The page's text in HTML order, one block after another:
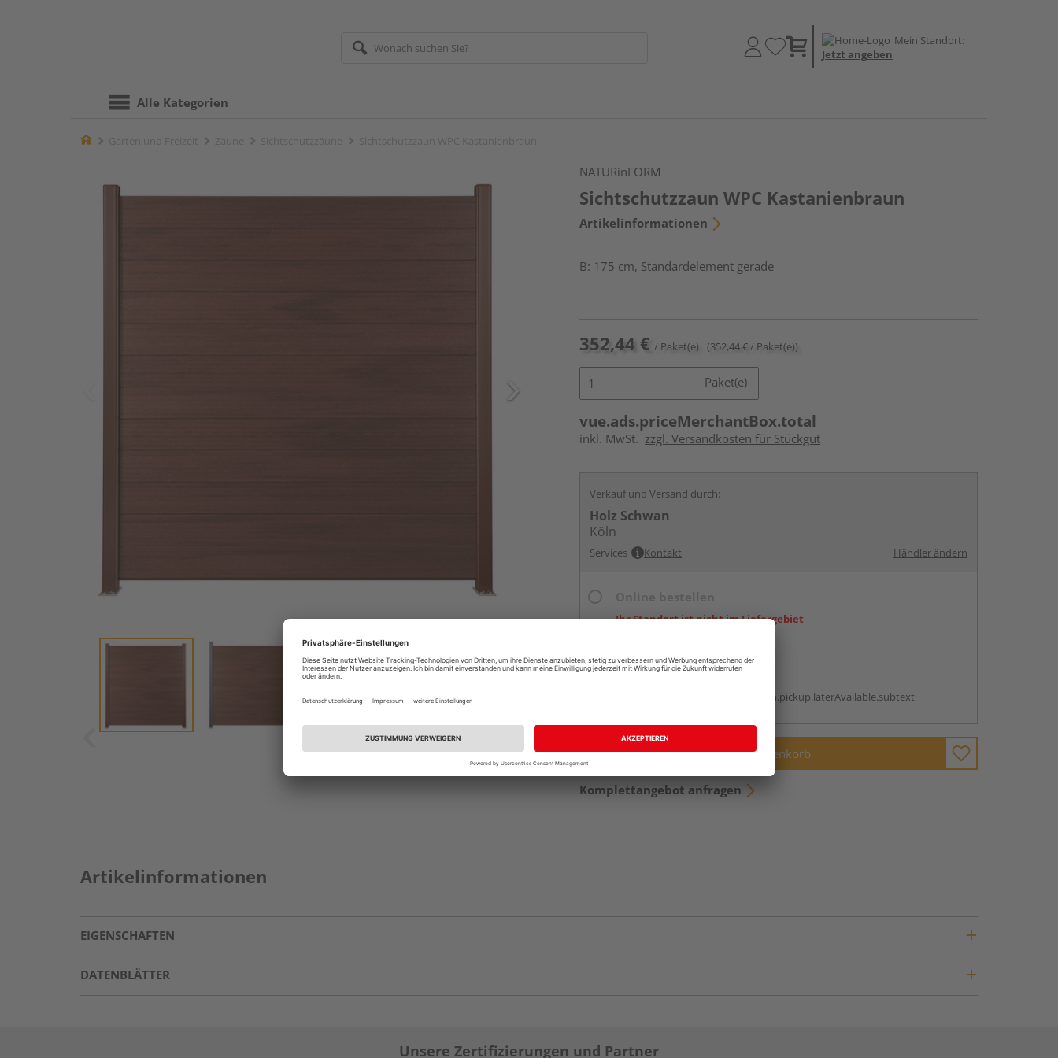
Mein Standort:
Jetzt angeben
Alle Kategorien
Home
NATURinFORM
Sichtschutzzaun WPC Kastanienbraun
Artikelinformationen
B: 175 cm, Standardelement gerade
352,44 € / Paket(e) (352,44 € / Paket(e))
Paket(e)
vue.ads.priceMerchantBox.total
inkl. MwSt. zzgl. Versandkosten für Stückgut
Verkauf und Versand durch:
Holz Schwan
Köln
Services Kontakt Händler ändern
Ihr Standort ist nicht im Liefergebiet
Beim Händler abholen
vue.ads.priceMerchantBox.option.pickup.laterAvailable.subtext
In den Warenkorb
Komplettangebot anfragen
Artikelinformationen
EIGENSCHAFTEN
DATENBLÄTTER
Unsere Zertifizierungen und Partner